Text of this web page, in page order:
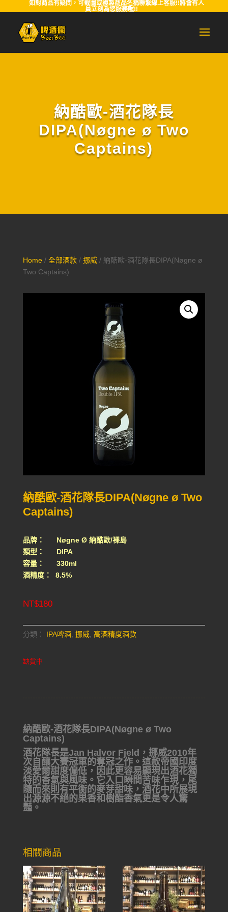
如對商品有疑問，可截圖或複製商品名稱聯繫線上客服!!將會有人
員立刻為您服務喔!!
納酷歐-酒花隊長
DIPA(Nøgne ø Two
Captains)
Home/ 全部酒款/ 挪威/ 納酷歐-酒花隊長DIPA(Nøgne ø
Two Captains)
納酷歐-酒花隊長DIPA(Nøgne ø Two
Captains)
品牌： Nøgne Ø 納酷歐/裸島
類型： DIPA
容量： 330ml
酒精度： 8.5%
NT$180
分類： IPA啤酒, 挪威, 高酒精度酒款
缺貨中
納酷歐-酒花隊長DIPA(Nøgne ø Two
Captains)
酒花隊長是Jan Halvor Fjeld，挪威2010年
次自釀大賽冠軍的奪冠之作。這款帝國印度
淡愛爾甜度偏低，因此更容易顯現出酒花獨
特的香氣與風味。它入口瞬間苦味乍現，尾
隨而來則有平衡的麥芽甜味，酒花中所展現
出源源不絕的果香和樹酯香氣更是令人驚
豔。
相關商品